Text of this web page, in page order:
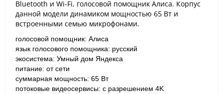
Bluetooth и Wi-Fi, голосовой помощник Алиса. Корпус
данной модели динамиком мощностью 65 Вт и
встроенными семью микрофонами.
голосовой помощник: Алиса
язык голосового помощника: русский
экосистема: Умный дом Яндекса
питание: от сети
суммарная мощность: 65 Вт
потоковые видеосервисы: с разрешением 4K